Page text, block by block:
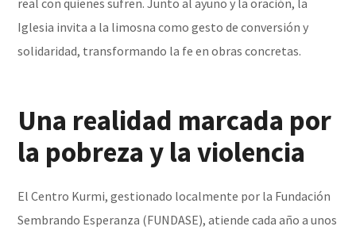
real con quienes sufren. Junto al ayuno y la oración, la
Iglesia invita a la limosna como gesto de conversión y
solidaridad, transformando la fe en obras concretas.
Una realidad marcada por
la pobreza y la violencia
El Centro Kurmi, gestionado localmente por la Fundación
Sembrando Esperanza (FUNDASE), atiende cada año a unos